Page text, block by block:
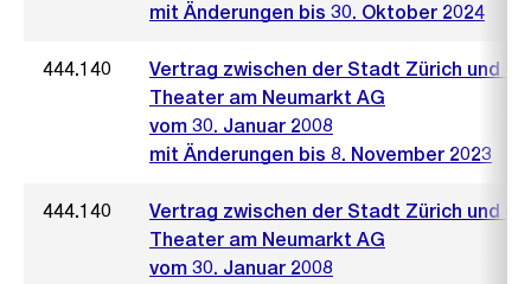
mit Änderungen bis 30. Oktober 2024
444.140
Vertrag zwischen der Stadt Zürich und
Theater am Neumarkt AG
vom 30. Januar 2008
mit Änderungen bis 8. November 2023
444.140
Vertrag zwischen der Stadt Zürich und
Theater am Neumarkt AG
vom 30. Januar 2008